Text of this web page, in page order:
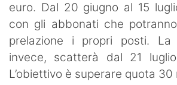
euro. Dal 20 giugno al 15
con gli abbonati che
prelazione i propri posti. La
invece, scatterà dal 21
L’obiettivo è superare quota 30